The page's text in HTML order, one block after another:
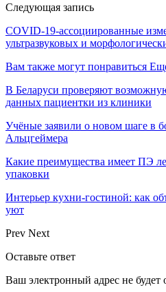
Следующая запись
COVID-19-ассоциированные
ультразвуковых и
Вам также могут понравиться
В Беларуси проверяют
данных пациентки из клиники
Учёные заявили о новом шаге в
Альцгеймера
Какие преимущества имеет ПЭ
упаковки
Интерьер кухни-гостиной: как
уют
Prev Next
Оставьте ответ
Ваш электронный адрес не будет